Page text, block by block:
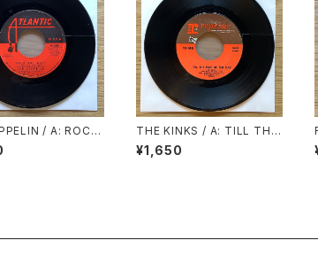
/ A: ROCK
STI
THE KINKS / A: TILL THE
END OF THE DAY / B: WH
ERE HAVE ALL THE GOO
¥1,650